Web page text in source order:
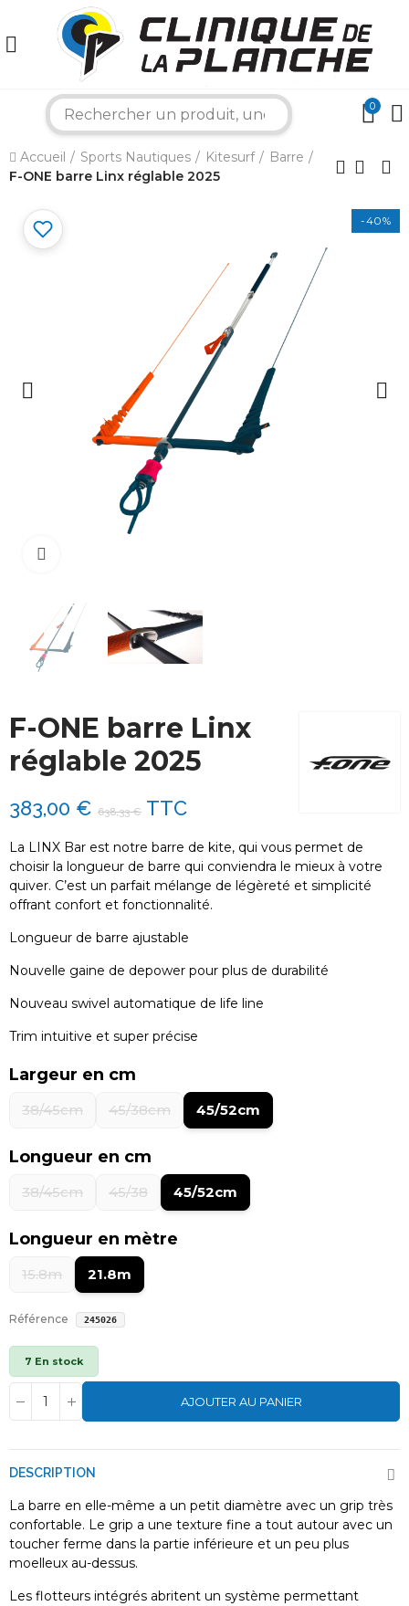
0
Accueil Sports Nautiques Kitesurf
Barre
F-ONE barre Linx réglable 2025
-40%
F-ONE barre Linx
réglable 2025
383,00 € 638,33 € TTC
La LINX Bar est notre barre de kite, qui vous permet de
choisir la longueur de barre qui conviendra le mieux à votre
quiver. C’est un parfait mélange de légèreté et simplicité
offrant confort et fonctionnalité.
Longueur de barre ajustable
Nouvelle gaine de depower pour plus de durabilité
Nouveau swivel automatique de life line
Trim intuitive et super précise
Largeur en cm
38/45cm 45/38cm 45/52cm
Longueur en cm
38/45cm 45/38 45/52cm
Longueur en mètre
15.8m 21.8m
Référence 245026
7 En stock
AJOUTER AU PANIER
DESCRIPTION
La barre en elle-même a un petit diamètre avec un grip très
confortable. Le grip a une texture fine a tout autour avec un
toucher ferme dans la partie inférieure et un peu plus
moelleux au-dessus.
Les flotteurs intégrés abritent un système permettant